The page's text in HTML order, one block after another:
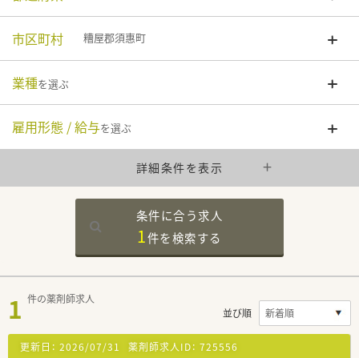
市区町村 糟屋郡須惠町
業種を選ぶ
雇用形態 / 給与を選ぶ
詳細条件を表示
条件に合う求人
1件を検索する
1 件の薬剤師求人
並び順
更新日： 2026/07/31 薬剤師求人ID： 725556